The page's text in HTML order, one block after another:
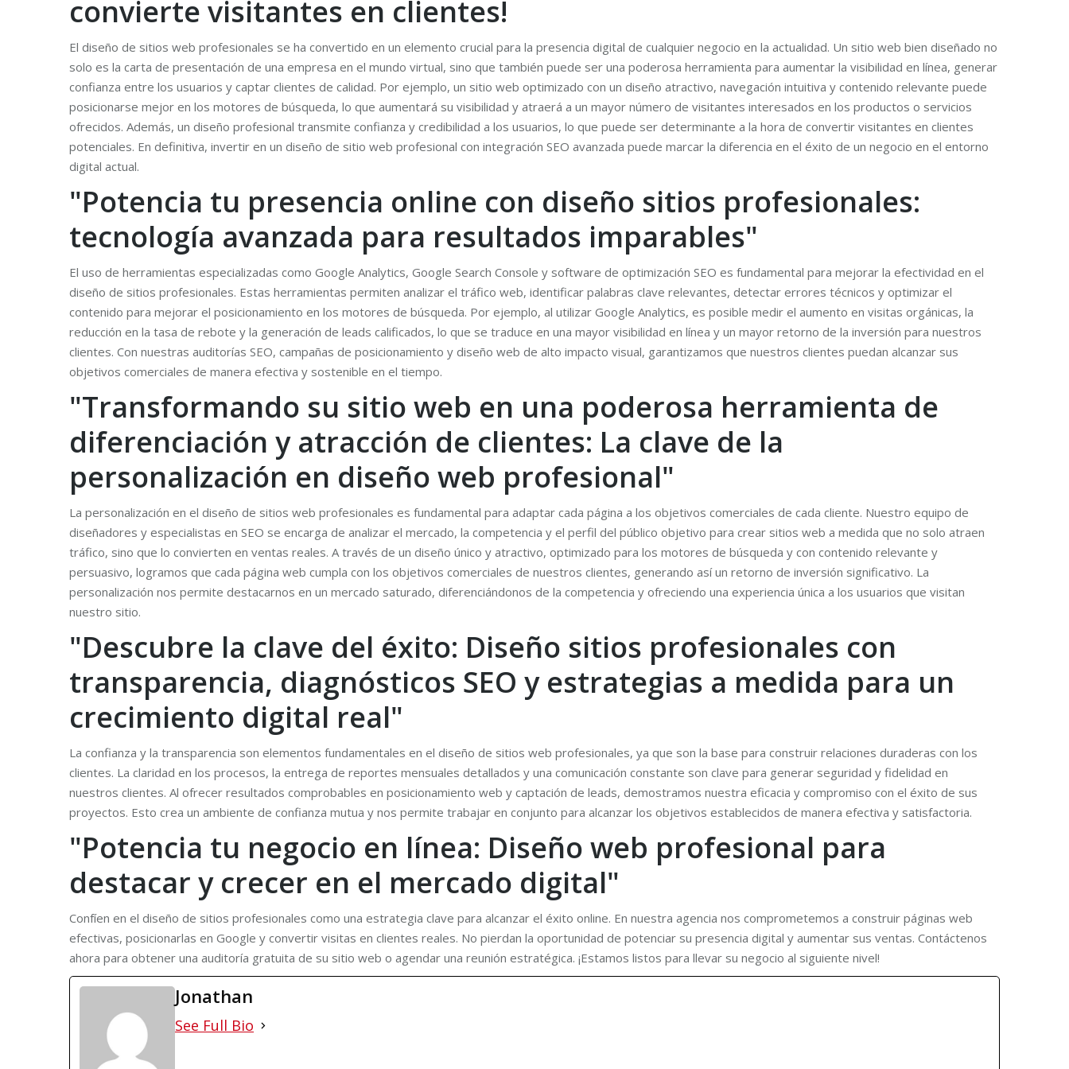
convierte visitantes en clientes!
El diseño de sitios web profesionales se ha convertido en un elemento crucial para la presencia digital de cualquier negocio en la actualidad. Un sitio web bien diseñado no
solo es la carta de presentación de una empresa en el mundo virtual, sino que también puede ser una poderosa herramienta para aumentar la visibilidad en línea, generar
confianza entre los usuarios y captar clientes de calidad. Por ejemplo, un sitio web optimizado con un diseño atractivo, navegación intuitiva y contenido relevante puede
posicionarse mejor en los motores de búsqueda, lo que aumentará su visibilidad y atraerá a un mayor número de visitantes interesados en los productos o servicios
ofrecidos. Además, un diseño profesional transmite confianza y credibilidad a los usuarios, lo que puede ser determinante a la hora de convertir visitantes en clientes
potenciales. En definitiva, invertir en un diseño de sitio web profesional con integración SEO avanzada puede marcar la diferencia en el éxito de un negocio en el entorno
digital actual.
"Potencia tu presencia online con diseño sitios profesionales:
tecnología avanzada para resultados imparables"
El uso de herramientas especializadas como Google Analytics, Google Search Console y software de optimización SEO es fundamental para mejorar la efectividad en el
diseño de sitios profesionales. Estas herramientas permiten analizar el tráfico web, identificar palabras clave relevantes, detectar errores técnicos y optimizar el
contenido para mejorar el posicionamiento en los motores de búsqueda. Por ejemplo, al utilizar Google Analytics, es posible medir el aumento en visitas orgánicas, la
reducción en la tasa de rebote y la generación de leads calificados, lo que se traduce en una mayor visibilidad en línea y un mayor retorno de la inversión para nuestros
clientes. Con nuestras auditorías SEO, campañas de posicionamiento y diseño web de alto impacto visual, garantizamos que nuestros clientes puedan alcanzar sus
objetivos comerciales de manera efectiva y sostenible en el tiempo.
"Transformando su sitio web en una poderosa herramienta de
diferenciación y atracción de clientes: La clave de la
personalización en diseño web profesional"
La personalización en el diseño de sitios web profesionales es fundamental para adaptar cada página a los objetivos comerciales de cada cliente. Nuestro equipo de
diseñadores y especialistas en SEO se encarga de analizar el mercado, la competencia y el perfil del público objetivo para crear sitios web a medida que no solo atraen
tráfico, sino que lo convierten en ventas reales. A través de un diseño único y atractivo, optimizado para los motores de búsqueda y con contenido relevante y
persuasivo, logramos que cada página web cumpla con los objetivos comerciales de nuestros clientes, generando así un retorno de inversión significativo. La
personalización nos permite destacarnos en un mercado saturado, diferenciándonos de la competencia y ofreciendo una experiencia única a los usuarios que visitan
nuestro sitio.
"Descubre la clave del éxito: Diseño sitios profesionales con
transparencia, diagnósticos SEO y estrategias a medida para un
crecimiento digital real"
La confianza y la transparencia son elementos fundamentales en el diseño de sitios web profesionales, ya que son la base para construir relaciones duraderas con los
clientes. La claridad en los procesos, la entrega de reportes mensuales detallados y una comunicación constante son clave para generar seguridad y fidelidad en
nuestros clientes. Al ofrecer resultados comprobables en posicionamiento web y captación de leads, demostramos nuestra eficacia y compromiso con el éxito de sus
proyectos. Esto crea un ambiente de confianza mutua y nos permite trabajar en conjunto para alcanzar los objetivos establecidos de manera efectiva y satisfactoria.
"Potencia tu negocio en línea: Diseño web profesional para
destacar y crecer en el mercado digital"
Confíen en el diseño de sitios profesionales como una estrategia clave para alcanzar el éxito online. En nuestra agencia nos comprometemos a construir páginas web
efectivas, posicionarlas en Google y convertir visitas en clientes reales. No pierdan la oportunidad de potenciar su presencia digital y aumentar sus ventas. Contáctenos
ahora para obtener una auditoría gratuita de su sitio web o agendar una reunión estratégica. ¡Estamos listos para llevar su negocio al siguiente nivel!
Jonathan
See Full Bio